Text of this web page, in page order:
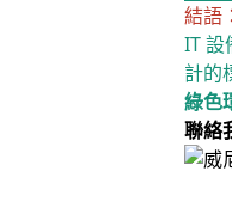
結語
IT 設
計的
綠色
聯絡